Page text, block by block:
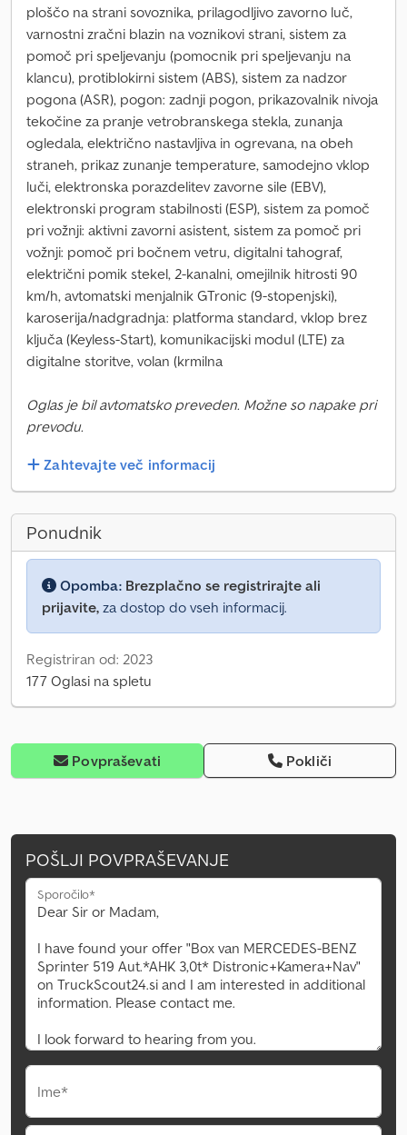
ploščo na strani sovoznika, prilagodljivo zavorno luč,
varnostni zračni blazin na voznikovi strani, sistem za
pomoč pri speljevanju (pomocnik pri speljevanju na
klancu), protiblokirni sistem (ABS), sistem za nadzor
pogona (ASR), pogon: zadnji pogon, prikazovalnik nivoja
tekočine za pranje vetrobranskega stekla, zunanja
ogledala, električno nastavljiva in ogrevana, na obeh
straneh, prikaz zunanje temperature, samodejno vklop
luči, elektronska porazdelitev zavorne sile (EBV),
elektronski program stabilnosti (ESP), sistem za pomoč
pri vožnji: aktivni zavorni asistent, sistem za pomoč pri
vožnji: pomoč pri bočnem vetru, digitalni tahograf,
električni pomik stekel, 2-kanalni, omejilnik hitrosti 90
km/h, avtomatski menjalnik GTronic (9-stopenjski),
karoserija/nadgradnja: platforma standard, vklop brez
ključa (Keyless-Start), komunikacijski modul (LTE) za
digitalne storitve, volan (krmilna
Oglas je bil avtomatsko preveden. Možne so napake pri
prevodu.
Zahtevajte več informacij
Ponudnik
Opomba: Brezplačno se registrirajte ali
prijavite, za dostop do vseh informacij.
Registriran od: 2023
177 Oglasi na spletu
Povpraševati Pokliči
POŠLJI POVPRAŠEVANJE
Sporočilo*
Ime*